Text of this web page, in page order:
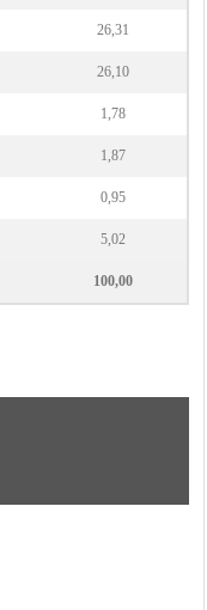
26,31
26,10
1,78
1,87
0,95
5,02
100,00